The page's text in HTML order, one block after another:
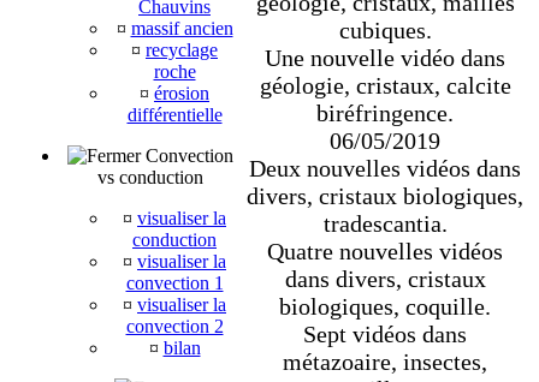
Chauvins
¤ massif ancien
¤ recyclage
roche
¤ érosion
différentielle
Convection
vs conduction
¤ visualiser la
conduction
¤ visualiser la
convection 1
¤ visualiser la
convection 2
¤ bilan
cubiques.
Une nouvelle vidéo dans
géologie, cristaux, calcite
biréfringence.
06/05/2019
Deux nouvelles vidéos dans
divers, cristaux biologiques,
tradescantia.
Quatre nouvelles vidéos
dans divers, cristaux
biologiques, coquille.
Sept vidéos dans
métazoaire, insectes,